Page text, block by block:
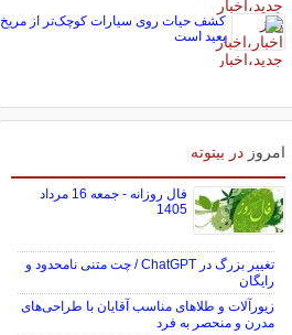
کشف حیات روی سیارات کوچک‌تر از مریخ
بعید است
امروز در بیتوته
فال روزانه - جمعه 16 مرداد
1405
تغییر بزرگ در ChatGPT / چت متنی نامحدود و
رایگان
زیورآلات و طلاهای مناسب آقایان با طراحی‌های
مدرن و منحصر به فرد